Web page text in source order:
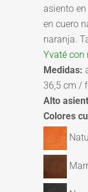
asiento
en cuero
naranja.
Yvaté con
Medidas:
36,5 cm /
Alto
Colores